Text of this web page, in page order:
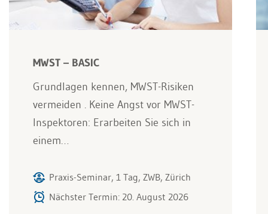
MWST – BASIC
Grundlagen kennen, MWST-Risiken
vermeiden . Keine Angst vor MWST-
Inspektoren: Erarbeiten Sie sich in
einem…
Praxis-Seminar, 1 Tag, ZWB, Zürich
Nächster Termin: 20. August 2026